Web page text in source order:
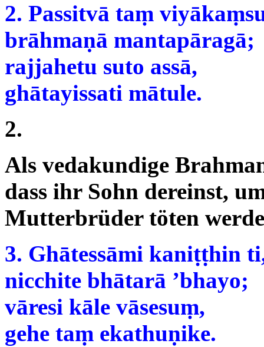
2. Passitvā taṃ
brāhmaṇā mantapāragā;
rajjahetu suto assā,
ghātayissati mātule.
2.
Als vedakundige
dass ihr Sohn dereinst,
Mutterbrüder töten
3. Ghātessāmi kaniṭṭhin
nicchite bhātarā ’bhayo;
vāresi kāle vāsesuṃ,
gehe taṃ ekathuṇike.